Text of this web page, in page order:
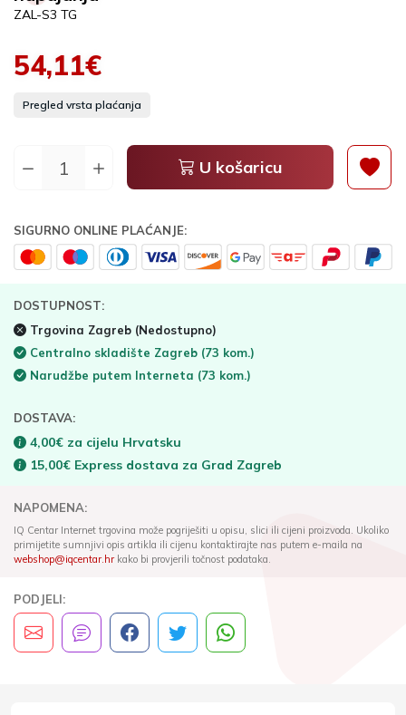
ZAL-S3 TG
54,11€
Pregled vrsta plaćanja
U košaricu
SIGURNO ONLINE PLAĆANJE:
DOSTUPNOST:
Trgovina Zagreb (Nedostupno)
Centralno skladište Zagreb (73 kom.)
Narudžbe putem Interneta (73 kom.)
DOSTAVA:
4,00€ za cijelu Hrvatsku
15,00€ Express dostava za Grad Zagreb
NAPOMENA:
IQ Centar Internet trgovina može pogriješiti u opisu, slici ili cijeni proizvoda. Ukoliko
primijetite sumnjivi opis artikla ili cijenu kontaktirajte nas putem e-maila na
webshop@iqcentar.hrkako bi provjerili točnost podataka.
PODJELI: